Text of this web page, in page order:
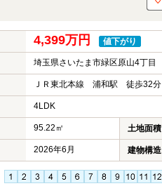
4,399万円 値下がり
埼玉県さいたま市緑区原山4丁目
ＪＲ東北本線 浦和駅 徒歩32分
4LDK
95.22㎡ 土地面積
2026年6月 建物構造